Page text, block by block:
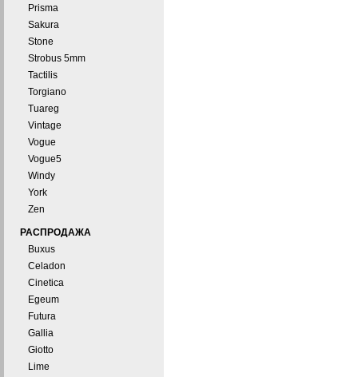
Prisma
Sakura
Stone
Strobus 5mm
Tactilis
Torgiano
Tuareg
Vintage
Vogue
Vogue5
Windy
York
Zen
РАСПРОДАЖА
Buxus
Celadon
Cinetica
Egeum
Futura
Gallia
Giotto
Lime